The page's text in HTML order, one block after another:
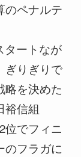
のペナルテ
タートなが
ぎりぎりで
略を決めた
裕信組
位でフィニ
のフラガに